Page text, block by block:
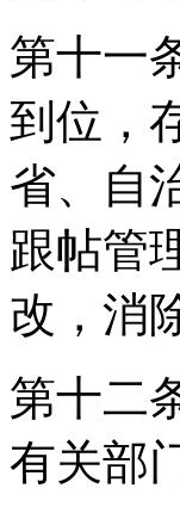
第十一
到位，
省、自
跟帖管
改，消
第十二
有关部